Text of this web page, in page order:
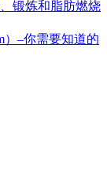
锻炼和脂肪燃烧
）–你需要知道的